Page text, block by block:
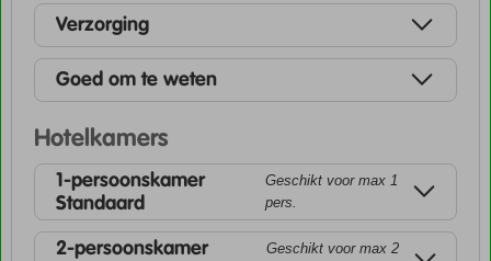
Verzorging
Goed om te weten
Hotelkamers
1-persoonskamer
Standaard
Geschikt voor max 1
pers.
2-persoonskamer
Geschikt voor max 2